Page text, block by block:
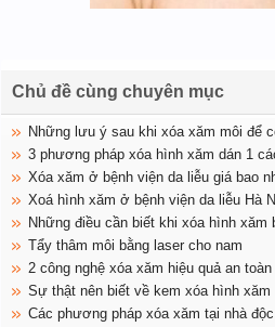
Chủ đề cùng chuyên mục
Những lưu ý sau khi xóa xăm môi để
3 phương pháp xóa hình xăm dán 1
Xóa xăm ở bệnh viện da liễu giá bao
Xoá hình xăm ở bệnh viện da liễu Hà
Những điều cần biết khi xóa hình xăm
Tẩy thâm môi bằng laser cho nam
2 công nghệ xóa xăm hiệu quả an
Sự thật nên biết về kem xóa hình xăm
Các phương pháp xóa xăm tại nhà